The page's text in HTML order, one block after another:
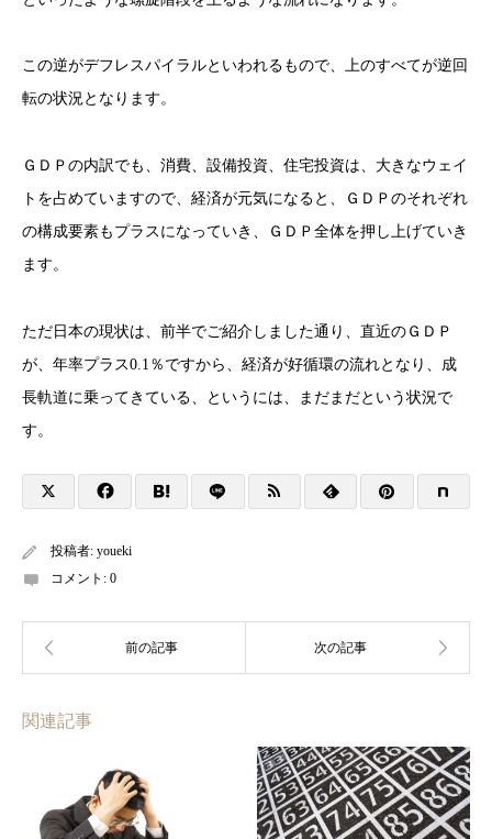
この逆がデフレスパイラルといわれるもので、上のすべてが逆回
転の状況となります。
ＧＤＰの内訳でも、消費、設備投資、住宅投資は、大きなウェイ
トを占めていますので、経済が元気になると、ＧＤＰのそれぞれ
の構成要素もプラスになっていき、ＧＤＰ全体を押し上げていき
ます。
ただ日本の現状は、前半でご紹介しました通り、直近のＧＤＰ
が、年率プラス0.1％ですから、経済が好循環の流れとなり、成
長軌道に乗ってきている、というには、まだまだという状況で
す。
投稿者: youeki
コメント: 0
関連記事